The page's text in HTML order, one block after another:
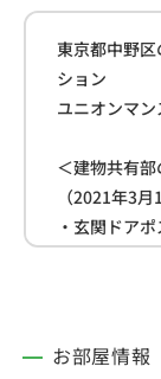
東京都中野
ション
ユニオンマ
＜建物共有
（2021年3月
・玄関ドア
・玄関ドア
・オートロッ
・ゴミ捨て
お部屋情報